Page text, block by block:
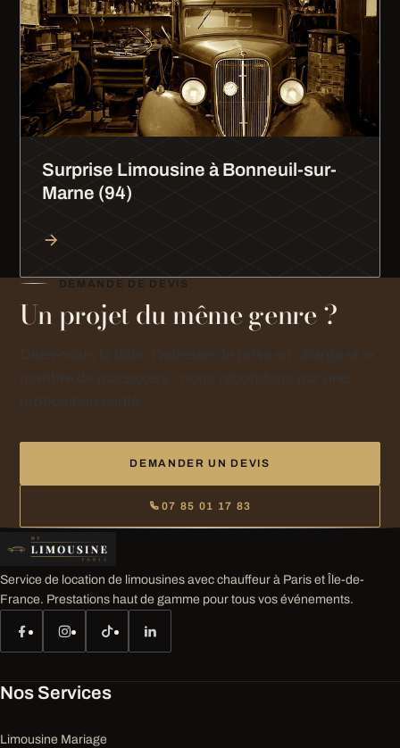
Surprise Limousine à Bonneuil-sur-
Marne (94)
DEMANDE DE DEVIS
Un projet du même genre ?
DEMANDER UN DEVIS
07 85 01 17 83
Service de location de limousines avec chauffeur à Paris et Île-de-
France. Prestations haut de gamme pour tous vos événements.
Nos Services
Limousine Mariage